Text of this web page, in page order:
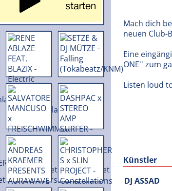
Mach dich
neuen Club-
Eine
ONE'' zum
Listen loud
Künstler
DJ ASSAD